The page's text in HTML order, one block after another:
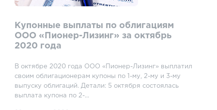
Купонные выплаты по облигациям
ООО «Пионер-Лизинг» за октябрь
2020 года
В октябре 2020 года ООО «Пионер-Лизинг» выплатил
своим облигационерам купоны по 1-му, 2-му и 3-му
выпуску облигаций. Детали: 5 октября состоялась
выплата купона по 2-...